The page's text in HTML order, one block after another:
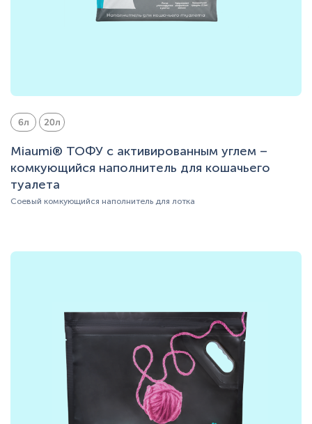
6л 20л
Miaumi® ТОФУ с активированным углем –
комкующийся наполнитель для кошачьего
туалета
Соевый комкующийся наполнитель для лотка